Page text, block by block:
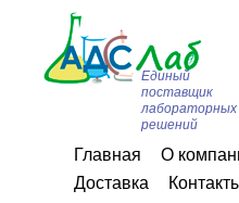
Единый
поставщик
лабораторных
решений
Главная О
Доставка